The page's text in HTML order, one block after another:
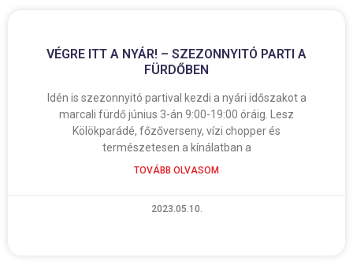
VÉGRE ITT A NYÁR! – SZEZONNYITÓ PARTI A
FÜRDŐBEN
Idén is szezonnyitó partival kezdi a nyári időszakot a
marcali fürdő június 3-án 9:00-19:00 óráig. Lesz
Kölökparádé, főzőverseny, vízi chopper és
természetesen a kínálatban a
TOVÁBB OLVASOM
2023.05.10.